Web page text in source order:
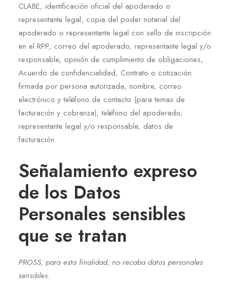
CLABE, identificación oficial del apoderado o
representante legal, copia del poder notarial del
apoderado o representante legal con sello de inscripción
en el RPP, correo del apoderado, representante legal y/o
responsable, opinión de cumplimiento de obligaciones,
Acuerdo de confidencialidad, Contrato o cotización
firmada por persona autorizada, nombre, correo
electrónico y teléfono de contacto (para temas de
facturación y cobranza), teléfono del apoderado,
representante legal y/o responsable, datos de
facturación.
Señalamiento expreso
de los Datos
Personales sensibles
que se tratan
PROSS, para esta finalidad, no recaba datos personales
sensibles.